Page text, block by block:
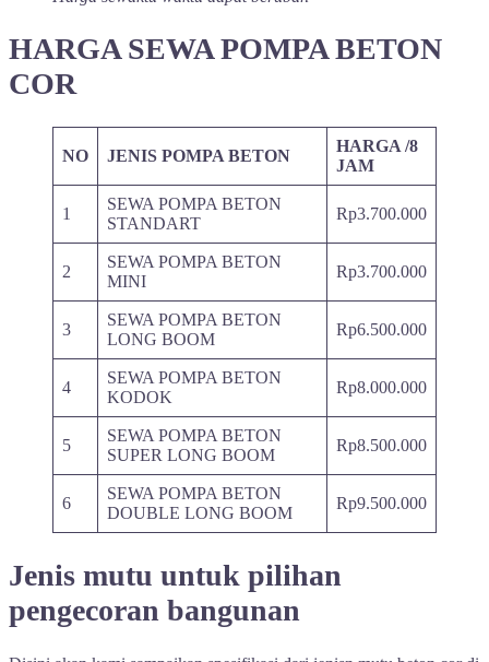
HARGA SEWA POMPA BETON
COR
NO JENIS POMPA BETON
HARGA /8
JAM
1
SEWA POMPA BETON
STANDART
Rp3.700.000
2
SEWA POMPA BETON
MINI
Rp3.700.000
3
SEWA POMPA BETON
LONG BOOM
Rp6.500.000
4
SEWA POMPA BETON
KODOK
Rp8.000.000
5
SEWA POMPA BETON
SUPER LONG BOOM
Rp8.500.000
6
SEWA POMPA BETON
DOUBLE LONG BOOM
Rp9.500.000
Jenis mutu untuk pilihan
pengecoran bangunan